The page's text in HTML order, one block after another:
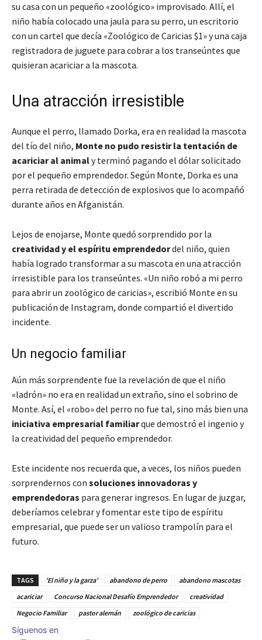
su casa con un pequeño «zoológico» improvisado. Allí, el
niño había colocado una jaula para su perro, un escritorio
con un cartel que decía «Zoológico de Caricias $1» y una caja
registradora de juguete para cobrar a los transeúntes que
quisieran acariciar a la mascota.
Una atracción irresistible
Aunque el perro, llamado Dorka, era en realidad la mascota
del tío del niño, Monte no pudo resistir la tentación de
acariciar al animaly terminó pagando el dólar solicitado
por el pequeño emprendedor. Según Monte, Dorka es una
perra retirada de detección de explosivos que lo acompañó
durante años en Afganistán.
Lejos de enojarse, Monte quedó sorprendido por la
creatividad y el espíritu emprendedordel niño, quien
había logrado transformar a su mascota en una atracción
irresistible para los transeúntes. «Un niño robó a mi perro
para abrir un zoológico de caricias», escribió Monte en su
publicación de Instagram, donde compartió el divertido
incidente.
Un negocio familiar
Aún más sorprendente fue la revelación de que el niño
«ladrón» no era en realidad un extraño, sino el sobrino de
Monte. Así, el «robo» del perro no fue tal, sino más bien una
iniciativa empresarial familiarque demostró el ingenio y
la creatividad del pequeño emprendedor.
Este incidente nos recuerda que, a veces, los niños pueden
sorprendernos con soluciones innovadoras y
emprendedoras para generar ingresos. En lugar de juzgar,
deberíamos celebrar y fomentar este tipo de espíritu
empresarial, que puede ser un valioso trampolín para el
futuro.
TAGS 'El niño y la garza' abandono de perro
abandono mascotas
acariciar
Concurso Nacional Desafío Emprendedor
creatividad
Negocio Familiar
pastor alemán zoológico de caricias
Síguenos en